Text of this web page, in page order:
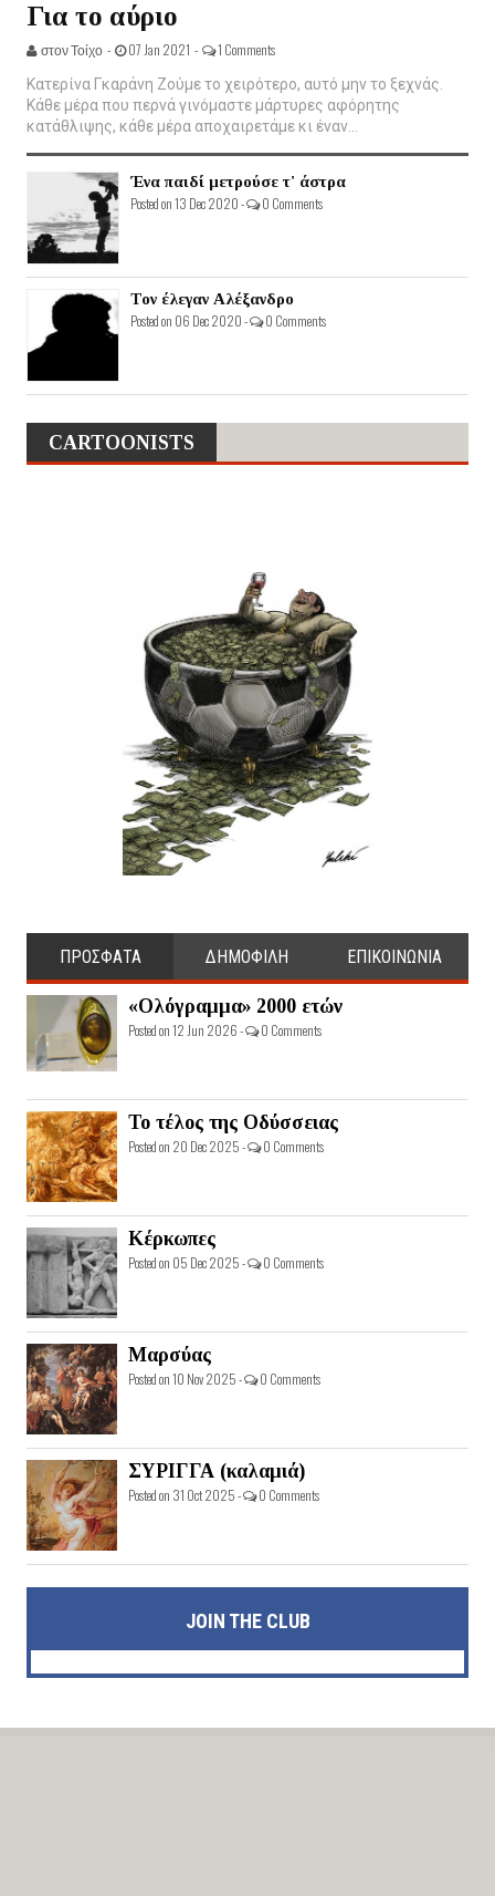
Για το αύριο
στον Τοίχο - 07 Jan 2021 - 1 Comments
Κατερίνα Γκαράνη Ζούμε το χειρότερο, αυτό μην το ξεχνάς.
Κάθε μέρα που περνά γινόμαστε μάρτυρες αφόρητης
κατάθλιψης, κάθε μέρα αποχαιρετάμε κι έναν...
Ένα παιδί μετρούσε τ' άστρα
Posted on 13 Dec 2020 - 0 Comments
Τον έλεγαν Αλέξανδρο
Posted on 06 Dec 2020 - 0 Comments
CARTOONISTS
ΠΡΟΣΦΑΤΑ ΔΗΜΟΦΙΛΗ ΕΠΙΚΟΙΝΩΝΙΑ
«Ολόγραμμα» 2000 ετών
Posted on 12 Jun 2026 - 0 Comments
Το τέλος της Οδύσσειας
Posted on 20 Dec 2025 - 0 Comments
Κέρκωπες
Posted on 05 Dec 2025 - 0 Comments
Μαρσύας
Posted on 10 Nov 2025 - 0 Comments
ΣΥΡΙΓΓΑ (καλαμιά)
Posted on 31 Oct 2025 - 0 Comments
JOIN THE CLUB